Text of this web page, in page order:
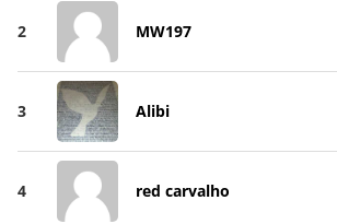
2 MW197
3 Alibi
4 red carvalho